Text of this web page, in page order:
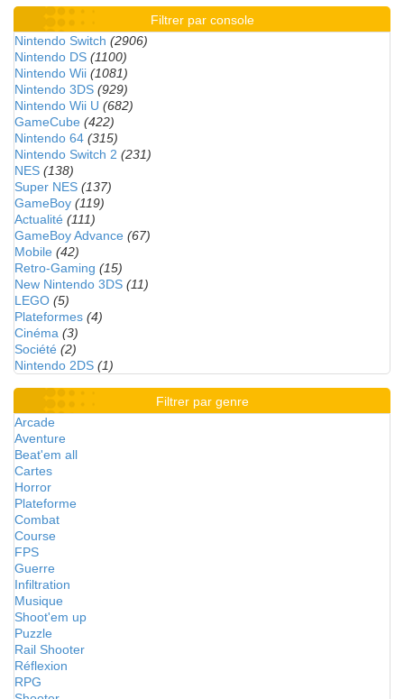
Filtrer par console
Nintendo Switch (2906)
Nintendo DS (1100)
Nintendo Wii (1081)
Nintendo 3DS (929)
Nintendo Wii U (682)
GameCube (422)
Nintendo 64 (315)
Nintendo Switch 2 (231)
NES (138)
Super NES (137)
GameBoy (119)
Actualité (111)
GameBoy Advance (67)
Mobile (42)
Retro-Gaming (15)
New Nintendo 3DS (11)
LEGO (5)
Plateformes (4)
Cinéma (3)
Société (2)
Nintendo 2DS (1)
Filtrer par genre
Arcade
Aventure
Beat'em all
Cartes
Horror
Plateforme
Combat
Course
FPS
Guerre
Infiltration
Musique
Shoot'em up
Puzzle
Rail Shooter
Réflexion
RPG